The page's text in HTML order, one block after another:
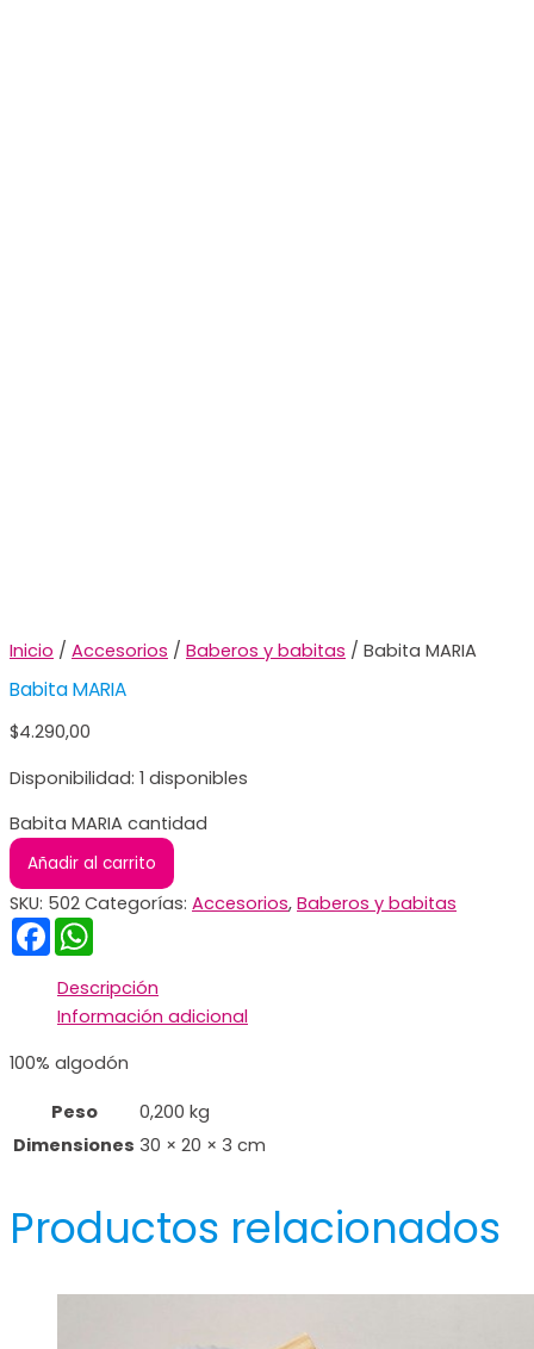
Inicio / Accesorios / Baberos y babitas / Babita MARIA
Babita MARIA
$4.290,00
Disponibilidad: 1 disponibles
Babita MARIA cantidad
Añadir al carrito
SKU: 502 Categorías: Accesorios, Baberos y babitas
Facebook
Descripción
Información adicional
100% algodón
Peso
0,200 kg
Dimensiones 30 × 20 × 3 cm
Productos relacionados